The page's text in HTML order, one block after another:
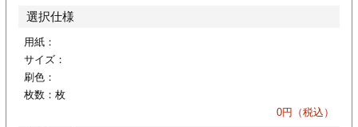
印刷
ード印刷
選択仕様
用紙：
サイズ：
刷色：
枚数： 枚
0円（税込）